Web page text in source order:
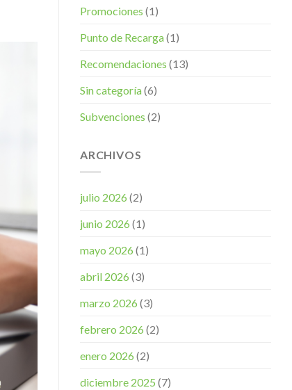
Promociones (1)
Punto de Recarga(1)
Recomendaciones (13)
Sin categoría(6)
Subvenciones (2)
ARCHIVOS
julio 2026 (2)
junio 2026 (1)
mayo 2026 (1)
abril 2026 (3)
marzo 2026 (3)
febrero 2026 (2)
enero 2026 (2)
diciembre 2025 (7)